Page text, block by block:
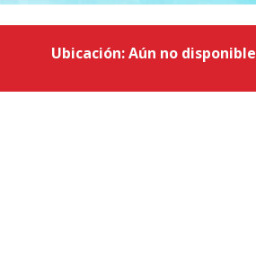
Ubicación: Aún no disponible